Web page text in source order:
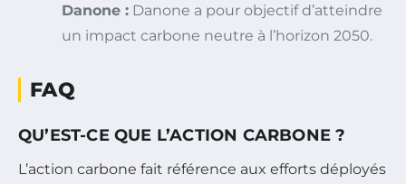
Danone : Danone a pour objectif d’atteindre
un impact carbone neutre à l’horizon 2050.
FAQ
QU’EST-CE QUE L’ACTION CARBONE ?
L’action carbone fait référence aux efforts déployés